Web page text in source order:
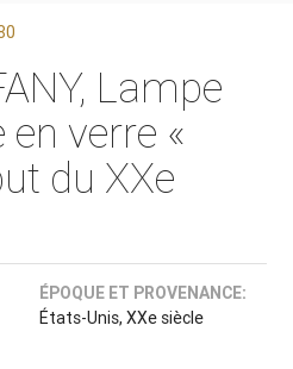
Lampe
verre «
du XXe
ÉPOQUE ET PROVENANCE:
États-Unis, XXe siècle